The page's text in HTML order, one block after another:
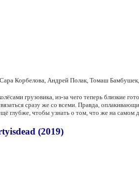
Корбелова, Андрей Полак, Томаш
грузовика, из-за чего теперь близкие
сразу же со всеми. Правда,
глубже, чтобы узнать о том, что же на
(2019)